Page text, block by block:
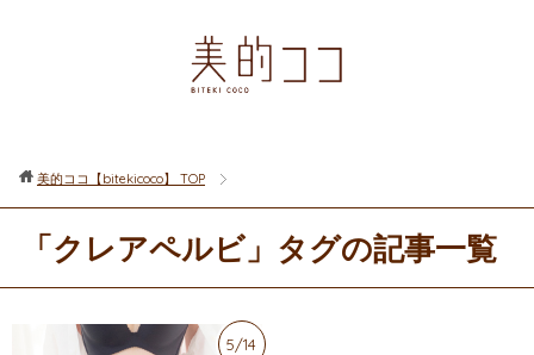
美的ココ【bitekicoco】 TOP
「クレアペルビ」タグの記事一覧
5/14